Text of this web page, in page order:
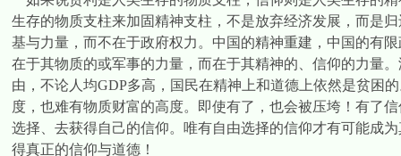
生存的物质支柱来加固精神支柱，不是放弃经济发展，而是
基与力量，而不在于政府权力。中国的精神重建，中国的有
在于其物质的或军事的力量，而在于其精神的、信仰的力量
由，不论人均GDP多高，国民在精神上和道德上依然是贫困
度，也难有物质财富的高度。即使有了，也会被压垮！有了
选择、去获得自己的信仰。唯有自由选择的信仰才有可能成
得真正的信仰与道德！